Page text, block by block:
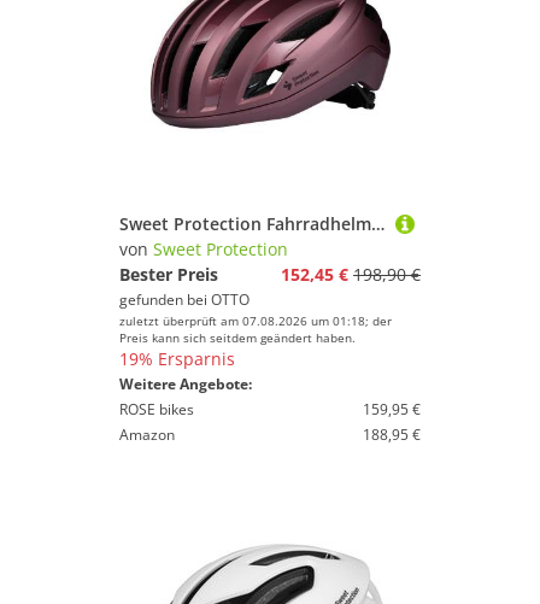
wünschen Dir weiter viel Spaß und Erfolg beim
Sportausrüstung!
Helme von Sweet Protection
Fahrräder & Zubehör von Sweet Protection
Brillen von Sweet Protection
Sweet Protection Fahrradhelm Fluxer Mips Helmet, Leichter und gut belüfteter Helm für Radfahrer mit Mips® Technologie
von Sweet Protection
Bester Preis
152,45 € 198,90 €
gefunden bei OTTO
zuletzt überprüft am 07.08.2026 um 01:18; der
Preis kann sich seitdem geändert haben.
19% Ersparnis
Weitere Angebote:
ROSE bikes
159,95 €
Amazon
188,95 €